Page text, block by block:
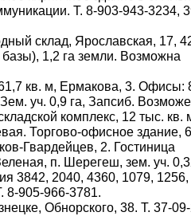
Т. 8-903-943-3234,
склад, Ярославская, 17,
1,2 га земли. Возможна
кв. м, Ермакова, 3. Офисы:
уч. 0,9 га, Запсиб.
комплекс, 12 тыс. кв.
Торгово-офисное здание,
Гвардейцев, 2. Гостиница
п. Шерегеш, зем. уч.
3842, 2040, 4360, 1079,
8-905-966-3781.
Обнорского, 38. Т. 37-